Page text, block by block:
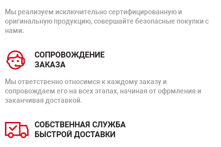
Мы реализуем исключительно сертифицированную и
оригинальную продукцию, совершайте безопасные покупки с
нами.
СОПРОВОЖДЕНИЕ
ЗАКАЗА
Мы ответственно относимся к каждому заказу и
сопровождаем его на всех этапах, начиная от офрмления и
заканчивая доставкой.
СОБСТВЕННАЯ СЛУЖБА
БЫСТРОЙ ДОСТАВКИ